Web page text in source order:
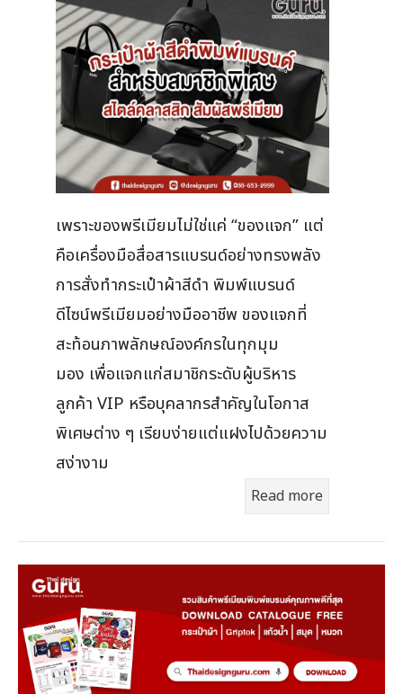
เพราะของพรีเมียมไม่ใช่แค่ “ของแจก” แต่
คือเครื่องมือสื่อสารแบรนด์อย่างทรงพลัง
การสั่งทำกระเป๋าผ้าสีดำ พิมพ์แบรนด์
ดีไซน์พรีเมียมอย่างมืออาชีพ ของแจกที่
สะท้อนภาพลักษณ์องค์กรในทุกมุม
มอง เพื่อแจกแก่สมาชิกระดับผู้บริหาร
ลูกค้า VIP หรือบุคลากรสำคัญในโอกาส
พิเศษต่าง ๆ เรียบง่ายแต่แฝงไปด้วยความ
สง่างาม
Read more